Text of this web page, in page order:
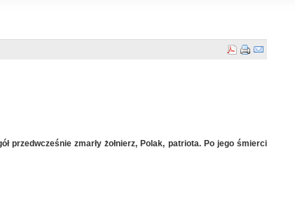
przedwcześnie zmarły żołnierz, Polak, patriota. Po jego śmierci